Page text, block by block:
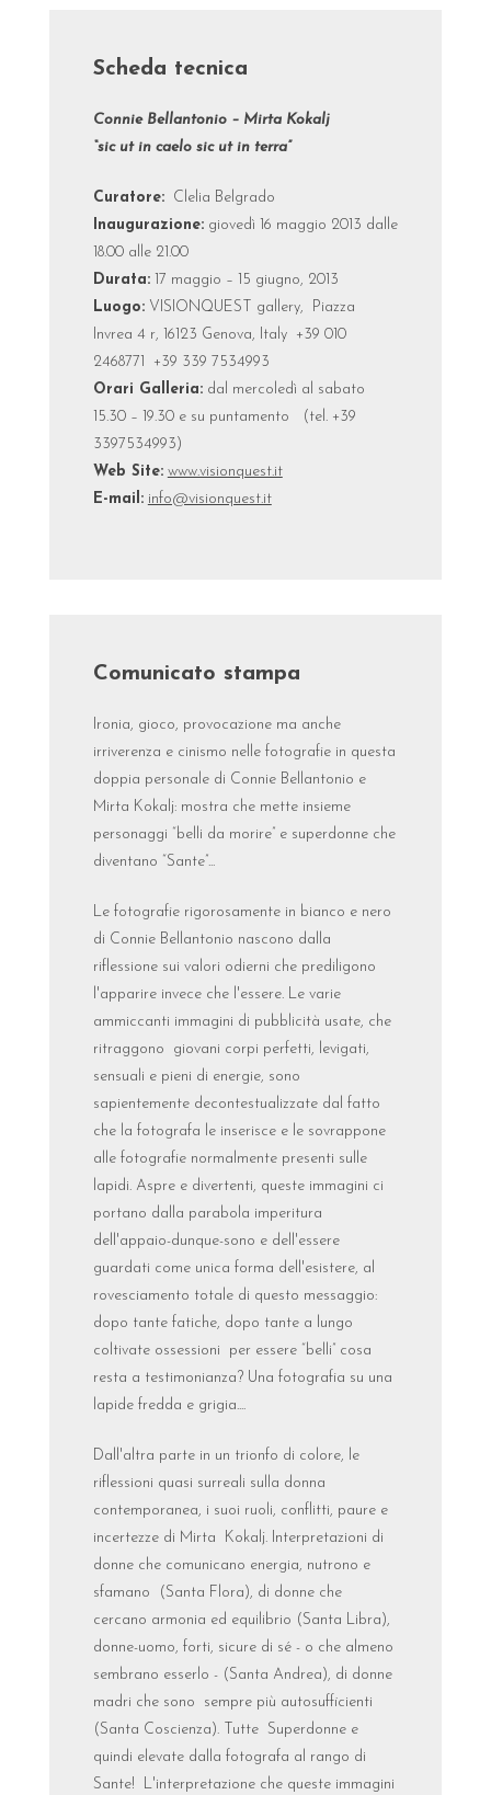
Scheda tecnica
Connie Bellantonio – Mirta Kokalj
“sic ut in caelo sic ut in terra”
Curatore:Clelia Belgrado
Inaugurazione:giovedì 16 maggio 2013 dalle
18.00 alle 21.00
Durata:17 maggio – 15 giugno, 2013
Luogo:VISIONQUEST gallery, Piazza
Invrea 4 r, 16123 Genova, Italy +39 010
2468771 +39 339 7534993
Orari Galleria:dal mercoledì al sabato
15.30 – 19.30 e su puntamento (tel. +39
3397534993)
Web Site: www.visionquest.it
E-mail: info@visionquest.it
Comunicato stampa
Ironia, gioco, provocazione ma anche
irriverenza e cinismo nelle fotografie in questa
doppia personale di Connie Bellantonio e
Mirta Kokalj: mostra che mette insieme
personaggi “belli da morire” e superdonne che
diventano “Sante”...
Le fotografie rigorosamente in bianco e nero
di Connie Bellantonio nascono dalla
riflessione sui valori odierni che prediligono
l'apparire invece che l'essere. Le varie
ammiccanti immagini di pubblicità usate, che
ritraggono giovani corpi perfetti, levigati,
sensuali e pieni di energie, sono
sapientemente decontestualizzate dal fatto
che la fotografa le inserisce e le sovrappone
alle fotografie normalmente presenti sulle
lapidi. Aspre e divertenti, queste immagini ci
portano dalla parabola imperitura
dell'appaio-dunque-sono e dell'essere
guardati come unica forma dell'esistere, al
rovesciamento totale di questo messaggio:
dopo tante fatiche, dopo tante a lungo
coltivate ossessioni per essere “belli” cosa
resta a testimonianza? Una fotografia su una
lapide fredda e grigia....
Dall'altra parte in un trionfo di colore, le
riflessioni quasi surreali sulla donna
contemporanea, i suoi ruoli, conflitti, paure e
incertezze di Mirta Kokalj. Interpretazioni di
donne che comunicano energia, nutrono e
sfamano (Santa Flora), di donne che
cercano armonia ed equilibrio (Santa Libra),
donne-uomo, forti, sicure di sé - o che almeno
sembrano esserlo - (Santa Andrea), di donne
madri che sono sempre più autosufficienti
(Santa Coscienza). Tutte Superdonne e
quindi elevate dalla fotografa al rango di
Sante! L'interpretazione che queste immagini